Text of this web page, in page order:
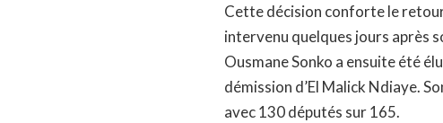
Cette décision conforte le
intervenu quelques jours après
Ousmane Sonko a ensuite été
démission d’El Malick Ndiaye.
avec 130 députés sur 165.